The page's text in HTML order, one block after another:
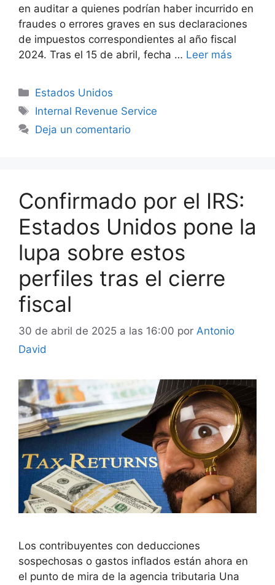
en auditar a quienes podrían haber incurrido en
fraudes o errores graves en sus declaraciones
de impuestos correspondientes al año fiscal
2024. Tras el 15 de abril, fecha … Leer más
Categorías
Estados Unidos
Etiquetas
Internal Revenue Service
Deja un comentario
Confirmado por el IRS:
Estados Unidos pone la
lupa sobre estos
perfiles tras el cierre
fiscal
30 de abril de 2025 a las 16:00 por Antonio
David
Los contribuyentes con deducciones
sospechosas o gastos inflados están ahora en
el punto de mira de la agencia tributaria Una